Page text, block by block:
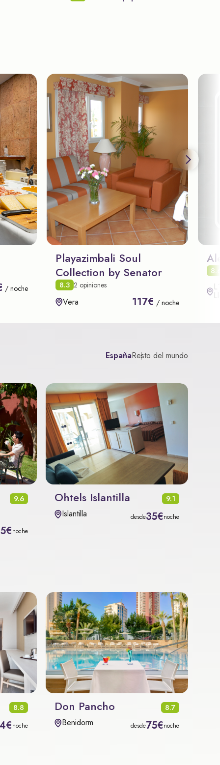
/ noche
Playazimbali Soul
Collection by Senator
8.3 2 opiniones
Vera 117€ / noche
EspañaResto del mundo
9.6
noche
Ohtels Islantilla 9.1
Islantilla desde35€noche
8.8
noche
Don Pancho 8.7
Benidorm desde75€noche